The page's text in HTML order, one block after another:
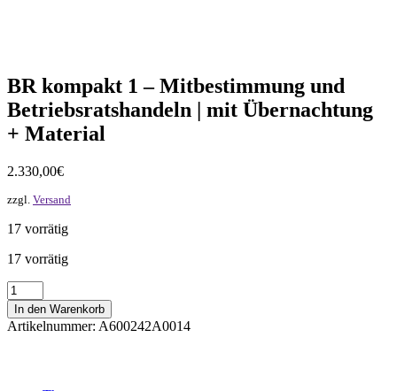
BR kompakt 1 – Mitbestimmung und
Betriebsratshandeln | mit Übernachtung
+ Material
2.330,00€
zzgl. Versand
17 vorrätig
17 vorrätig
BR
kompakt
1
-
In den Warenkorb
Artikelnummer: A600242A0014